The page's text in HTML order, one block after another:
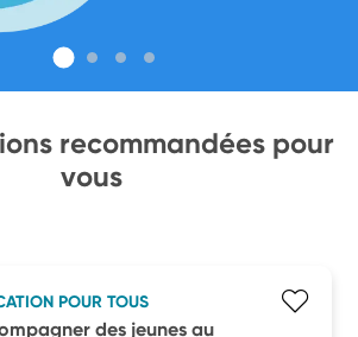
recommandées pour
vous
POUR TOUS
des jeunes au